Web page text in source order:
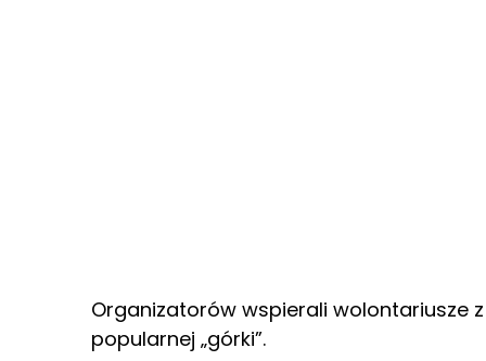
Organizatorów wspierali wolontariusze z
popularnej „górki”.